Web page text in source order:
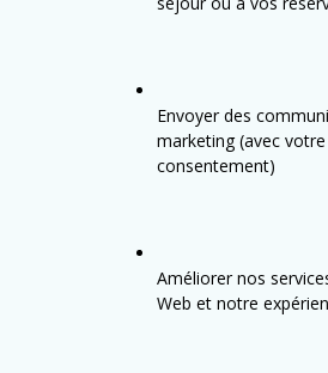
Envoyer des
marketing (avec votre
consentement)
Améliorer nos
Web et notre